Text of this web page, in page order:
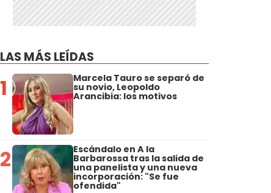
LAS MÁS LEÍDAS
1 Marcela Tauro se separó de
su novio, Leopoldo
Arancibia: los motivos
2 Escándalo en A la
Barbarossa tras la salida de
una panelista y una nueva
incorporación: "Se fue
ofendida"